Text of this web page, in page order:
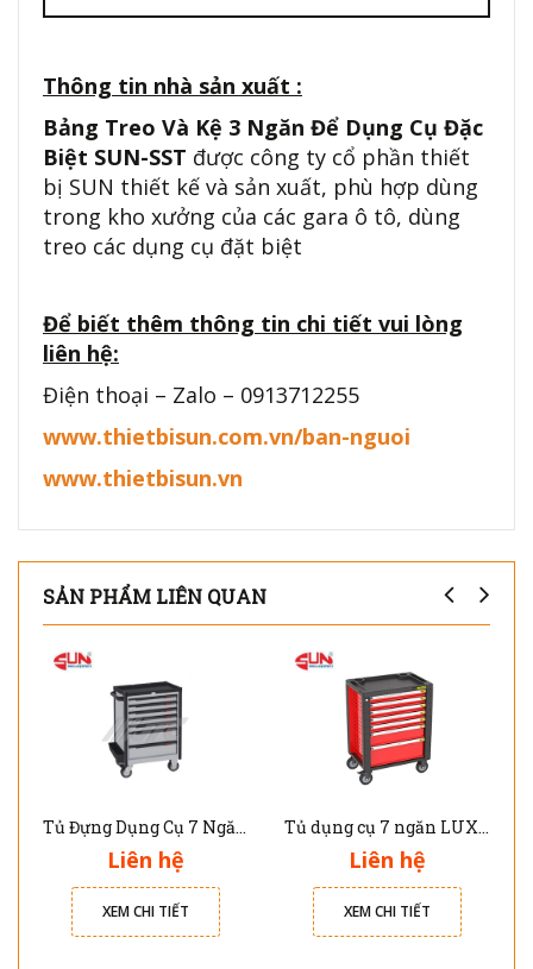
Thông tin nhà sản xuất :
Bảng Treo Và Kệ 3 Ngăn Để Dụng Cụ Đặc
Biệt SUN-SST được công ty cổ phần thiết
bị SUN thiết kế và sản xuất, phù hợp dùng
trong kho xưởng của các gara ô tô, dùng
treo các dụng cụ đặt biệt
Để biết thêm thông tin chi tiết vui lòng
liên hệ:
Điện thoại – Zalo – 0913712255
www.thietbisun.com.vn/ban-nguoi
www.thietbisun.vn
SẢN PHẨM LIÊN QUAN
Tủ Đựng Dụng Cụ 7 Ngăn JTC-5021
Liên hệ
XEM CHI TIẾT
Tủ dụng cụ 7 ngăn LUX-5357
Liên hệ
XEM CHI TIẾT